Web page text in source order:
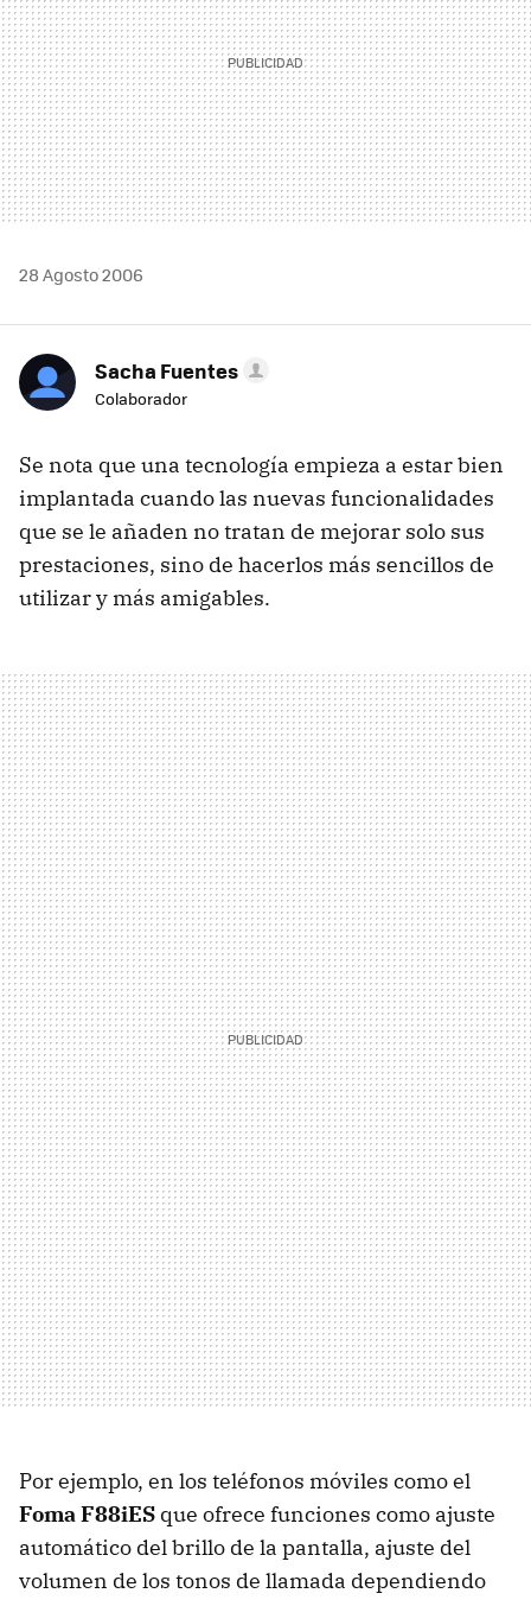
28 Agosto 2006
Sacha Fuentes
Colaborador
Se nota que una tecnología empieza a estar bien
implantada cuando las nuevas funcionalidades
que se le añaden no tratan de mejorar solo sus
prestaciones, sino de hacerlos más sencillos de
utilizar y más amigables.
Por ejemplo, en los teléfonos móviles como el
Foma F88iES que ofrece funciones como ajuste
automático del brillo de la pantalla, ajuste del
volumen de los tonos de llamada dependiendo